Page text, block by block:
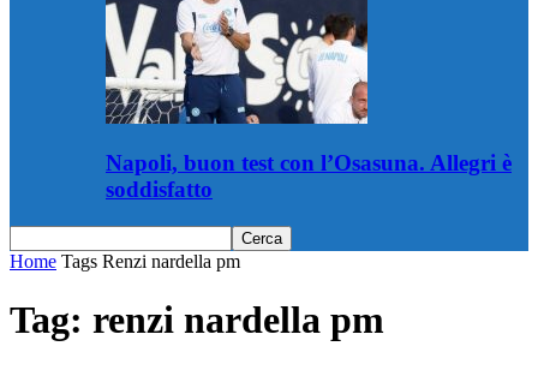
Napoli, buon test con l’Osasuna. Allegri è
soddisfatto
Home Tags Renzi nardella pm
Tag: renzi nardella pm